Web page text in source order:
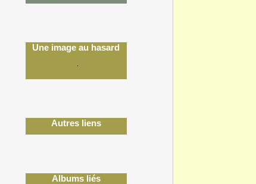
Une image au hasard
Autres liens
Albums liés